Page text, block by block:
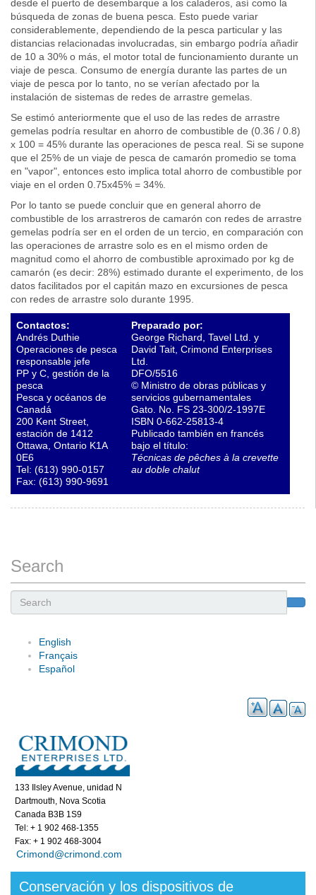
desde el puerto de desembarque a los caladeros, así como la
búsqueda de zonas de buena pesca. Esto puede variar
considerablemente, dependiendo de la pesca particular y las
distancias relacionadas involucradas, sin embargo podría añadir
de 10 a 30% o más, el motor total de funcionamiento durante un
viaje de pesca. Consumo de energía durante las partes de un
viaje de pesca por lo tanto, no se verían afectado por la
instalación de sistemas de redes de arrastre gemelas.
Se estimó anteriormente que el uso de las redes de arrastre
gemelas podría resultar en ahorro de combustible de (0.36 / 0.8)
x 100 = 45% durante las operaciones de pesca real. Si se supone
que el 25% de un viaje de pesca de camarón promedio se toma
en "vapor", entonces esto implica total ahorro de combustible por
viaje en el orden 0.75x45% = 34%.
Por lo tanto se puede concluir que en general ahorro de
combustible de los arrastreros de camarón con redes de arrastre
gemelas podría ser en el orden de un tercio, en comparación con
las operaciones de arrastre solo es en el mismo orden de
magnitud como el ahorro de combustible aproximado por kg de
camarón (es decir: 28%) estimado durante el experimento, de los
datos facilitados por el capitán mazo en excursiones de pesca
con redes de arrastre solo durante 1995.
Contactos:
Andrés Duthie
Operaciones de pesca
responsable jefe
PP y C, gestión de la
pesca
Pesca y océanos de
Canadá
200 Kent Street,
estación de 1412
Ottawa, Ontario K1A
0E6
Tel: (613) 990-0157
Fax: (613) 990-9691
Preparado por:
George Richard, Tavel Ltd. y
David Tait, Crimond Enterprises
Ltd.
DFO/5516
© Ministro de obras públicas y
servicios gubernamentales
Gato. No. FS 23-300/2-1997E
ISBN 0-662-25813-4
Publicado también en francés
bajo el título:
Técnicas de pêches à la crevette
au doble chalut
Search
English
Français
Español
133 Ilsley Avenue, unidad N
Dartmouth, Nova Scotia
Canada B3B 1S9
Tel: + 1 902 468-1355
Fax: + 1 902 468-3004
Crimond@crimond.com
Conservación y los dispositivos de